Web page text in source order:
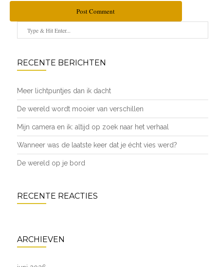
Post Comment
RECENTE BERICHTEN
Meer lichtpuntjes dan ik dacht
De wereld wordt mooier van verschillen
Mijn camera en ik: altijd op zoek naar het verhaal
Wanneer was de laatste keer dat je écht vies werd?
De wereld op je bord
RECENTE REACTIES
ARCHIEVEN